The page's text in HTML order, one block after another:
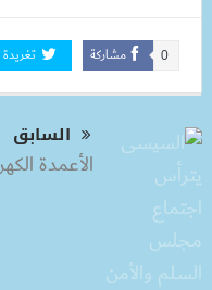
مشاركة 0 تغريدة
السابق
الأعمدة